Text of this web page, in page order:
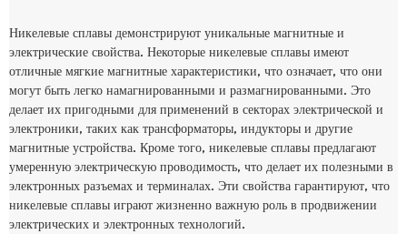
Никелевые сплавы демонстрируют уникальные магнитные и
электрические свойства. Некоторые никелевые сплавы имеют
отличные мягкие магнитные характеристики, что означает, что они
могут быть легко намагнированными и размагнированными. Это
делает их пригодными для применений в секторах электрической и
электроники, таких как трансформаторы, индукторы и другие
магнитные устройства. Кроме того, никелевые сплавы предлагают
умеренную электрическую проводимость, что делает их полезными в
электронных разъемах и терминалах. Эти свойства гарантируют, что
никелевые сплавы играют жизненно важную роль в продвижении
электрических и электронных технологий.